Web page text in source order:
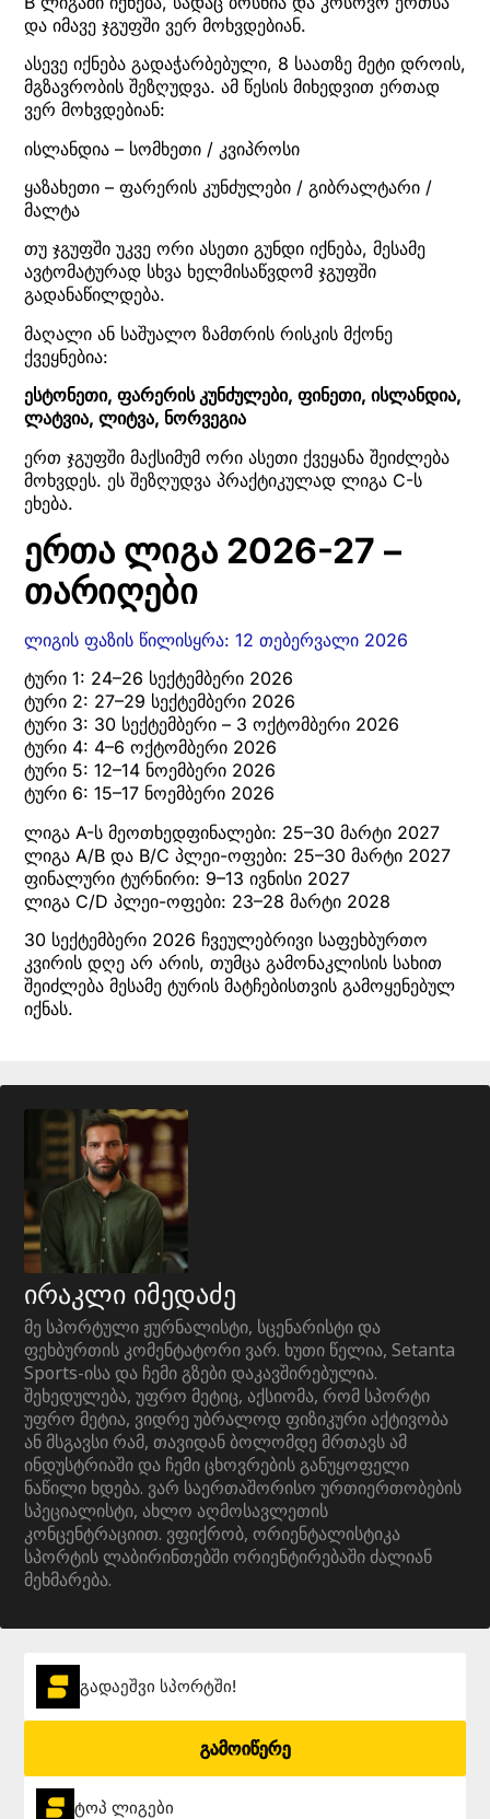
და იმავე ჯგუფში ვერ მოხვდებიან.
ასევე იქნება გადაჭარბებული, 8 საათზე მეტი დროის,
მგზავრობის შეზღუდვა. ამ წესის მიხედვით ერთად
ვერ მოხვდებიან:
ისლანდია – სომხეთი / კვიპროსი
ყაზახეთი – ფარერის კუნძულები / გიბრალტარი /
მალტა
თუ ჯგუფში უკვე ორი ასეთი გუნდი იქნება, მესამე
ავტომატურად სხვა ხელმისაწვდომ ჯგუფში
გადანაწილდება.
მაღალი ან საშუალო ზამთრის რისკის მქონე
ქვეყნებია:
ესტონეთი, ფარერის კუნძულები, ფინეთი, ისლანდია,
ლატვია, ლიტვა, ნორვეგია
ერთ ჯგუფში მაქსიმუმ ორი ასეთი ქვეყანა შეიძლება
მოხვდეს. ეს შეზღუდვა პრაქტიკულად ლიგა C-ს
ეხება.
ერთა ლიგა 2026-27 –
თარიღები
ლიგის ფაზის წილისყრა: 12 თებერვალი 2026
ტური 1: 24–26 სექტემბერი 2026
ტური 2: 27–29 სექტემბერი 2026
ტური 3: 30 სექტემბერი – 3 ოქტომბერი 2026
ტური 4: 4–6 ოქტომბერი 2026
ტური 5: 12–14 ნოემბერი 2026
ტური 6: 15–17 ნოემბერი 2026
ლიგა A-ს მეოთხედფინალები: 25–30 მარტი 2027
ლიგა A/B და B/C პლეი-ოფები: 25–30 მარტი 2027
ფინალური ტურნირი: 9–13 ივნისი 2027
ლიგა C/D პლეი-ოფები: 23–28 მარტი 2028
30 სექტემბერი 2026 ჩვეულებრივი საფეხბურთო
კვირის დღე არ არის, თუმცა გამონაკლისის სახით
შეიძლება მესამე ტურის მატჩებისთვის გამოყენებულ
იქნას.
ირაკლი იმედაძე
მე სპორტული ჟურნალისტი, სცენარისტი და
ფეხბურთის კომენტატორი ვარ. ხუთი წელია, Setanta
Sports-ისა და ჩემი გზები დაკავშირებულია.
შეხედულება, უფრო მეტიც, აქსიომა, რომ სპორტი
უფრო მეტია, ვიდრე უბრალოდ ფიზიკური აქტივობა
ან მსგავსი რამ, თავიდან ბოლომდე მრთავს ამ
ინდუსტრიაში და ჩემი ცხოვრების განუყოფელი
ნაწილი ხდება. ვარ საერთაშორისო ურთიერთობების
სპეციალისტი, ახლო აღმოსავლეთის
კონცენტრაციით. ვფიქრობ, ორიენტალისტიკა
სპორტის ლაბირინთებში ორიენტირებაში ძალიან
მეხმარება.
გადაეშვი სპორტში!
გამოიწერე
ტოპ ლიგები